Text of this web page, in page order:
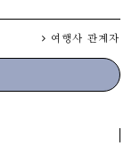
여행사 관계자